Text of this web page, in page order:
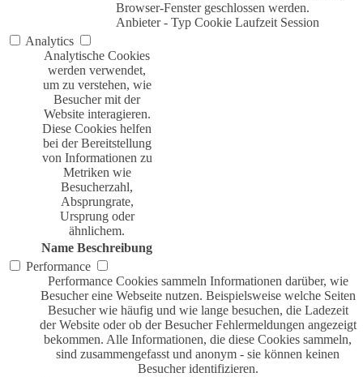
Browser-Fenster geschlossen werden.
Anbieter - Typ Cookie Laufzeit Session
Analytics
Analytische Cookies
werden verwendet,
um zu verstehen, wie
Besucher mit der
Website interagieren.
Diese Cookies helfen
bei der Bereitstellung
von Informationen zu
Metriken wie
Besucherzahl,
Absprungrate,
Ursprung oder
ähnlichem.
Name Beschreibung
Performance
Performance Cookies sammeln Informationen darüber, wie
Besucher eine Webseite nutzen. Beispielsweise welche Seiten
Besucher wie häufig und wie lange besuchen, die Ladezeit
der Website oder ob der Besucher Fehlermeldungen angezeigt
bekommen. Alle Informationen, die diese Cookies sammeln,
sind zusammengefasst und anonym - sie können keinen
Besucher identifizieren.